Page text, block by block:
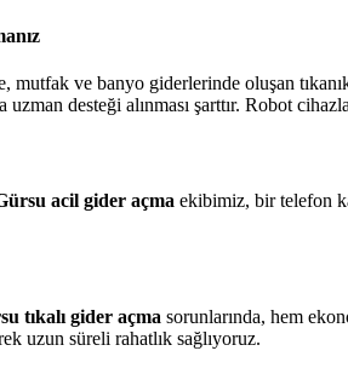
mutfak ve banyo giderlerinde oluşan
uzman desteği alınması şarttır. Robot
acil gider açma ekibimiz, bir telefon
tıkalı gider açma sorunlarında, hem
uzun süreli rahatlık sağlıyoruz.